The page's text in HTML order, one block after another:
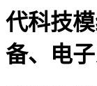
代科技
备、电